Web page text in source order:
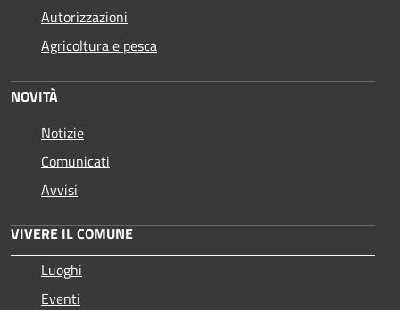
Autorizzazioni
Agricoltura e pesca
NOVITÀ
Notizie
Comunicati
Avvisi
VIVERE IL COMUNE
Luoghi
Eventi